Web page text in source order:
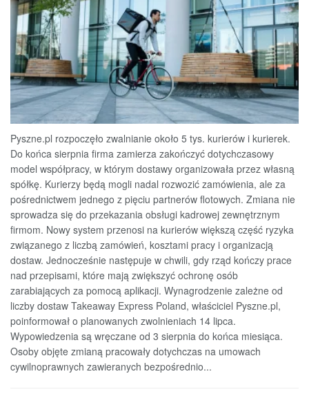
Pyszne.pl rozpoczęło zwalnianie około 5 tys. kurierów i kurierek.
Do końca sierpnia firma zamierza zakończyć dotychczasowy
model współpracy, w którym dostawy organizowała przez własną
spółkę. Kurierzy będą mogli nadal rozwozić zamówienia, ale za
pośrednictwem jednego z pięciu partnerów flotowych. Zmiana nie
sprowadza się do przekazania obsługi kadrowej zewnętrznym
firmom. Nowy system przenosi na kurierów większą część ryzyka
związanego z liczbą zamówień, kosztami pracy i organizacją
dostaw. Jednocześnie następuje w chwili, gdy rząd kończy prace
nad przepisami, które mają zwiększyć ochronę osób
zarabiających za pomocą aplikacji. Wynagrodzenie zależne od
liczby dostaw Takeaway Express Poland, właściciel Pyszne.pl,
poinformował o planowanych zwolnieniach 14 lipca.
Wypowiedzenia są wręczane od 3 sierpnia do końca miesiąca.
Osoby objęte zmianą pracowały dotychczas na umowach
cywilnoprawnych zawieranych bezpośrednio...